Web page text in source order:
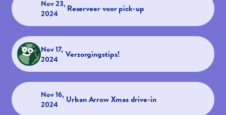
Nov 23,
2024
Reserveer voor pick-up
Nov 17,
2024
Verzorgingstips!
Nov 16,
2024
Urban Arrow Xmas drive-in